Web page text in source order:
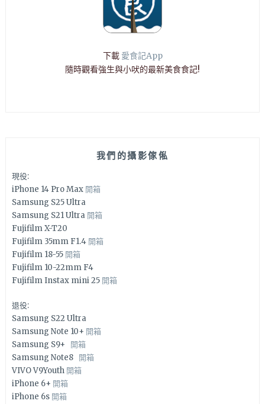
下載 愛食記App
隨時觀看強生與小吠的最新美食食記!
我們的攝影傢俬
現役:
iPhone 14 Pro Max 開箱
Samsung S25 Ultra
Samsung S21 Ultra 開箱
Fujifilm X-T20
Fujifilm 35mm F1.4 開箱
Fujifilm 18-55 開箱
Fujifilm 10-22mm F4
Fujifilm Instax mini 25 開箱
退役:
Samsung S22 Ultra
Samsung Note 10+ 開箱
Samsung S9+ 開箱
Samsung Note8 開箱
VIVO V9Youth 開箱
iPhone 6+ 開箱
iPhone 6s 開箱